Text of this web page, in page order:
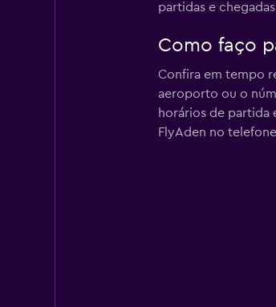
partidas e
Como faço
Confira em tempo
aeroporto ou o
horários de partida
FlyAden no telefone